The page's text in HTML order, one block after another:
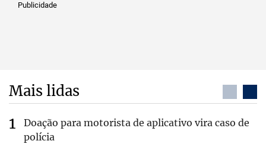
Publicidade
Mais lidas
Doação para motorista de aplicativo vira caso de
polícia